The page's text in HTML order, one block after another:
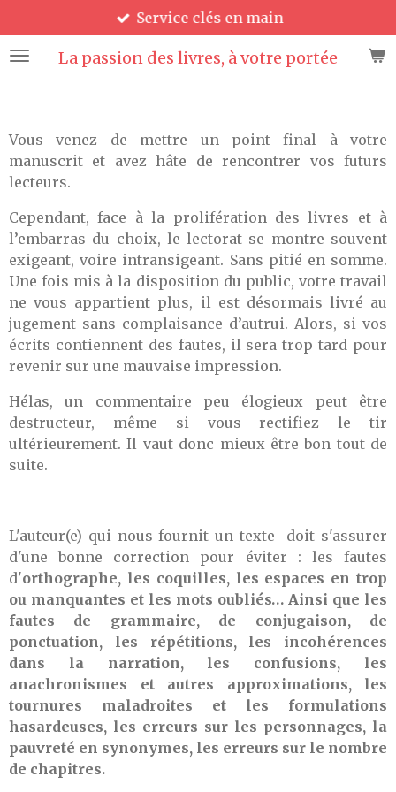
au
contenuLa passion des livres, à votre portée
Service clés en main
Vous venez de mettre un point final à votre
manuscrit et avez hâte de rencontrer vos futurs
lecteurs.
Cependant, face à la prolifération des livres et à
l’embarras du choix, le lectorat se montre souvent
exigeant, voire intransigeant. Sans pitié en somme.
Une fois mis à la disposition du public, votre travail
ne vous appartient plus, il est désormais livré au
jugement sans complaisance d’autrui. Alors, si vos
écrits contiennent des fautes, il sera trop tard pour
revenir sur une mauvaise impression.
Hélas, un commentaire peu élogieux peut être
destructeur, même si vous rectifiez le tir
ultérieurement. Il vaut donc mieux être bon tout de
suite.
L'auteur(e) qui nous fournit un texte doit s'assurer
d'une bonne correction pour éviter : les fautes
d'orthographe, les coquilles, les espaces en trop
ou manquantes et les mots oubliés… Ainsi que les
fautes de grammaire, de conjugaison, de
ponctuation, les répétitions, les incohérences
dans la narration, les confusions, les
anachronismes et autres approximations, les
tournures maladroites et les formulations
hasardeuses, les erreurs sur les personnages, la
pauvreté en synonymes, les erreurs sur le nombre
de chapitres.